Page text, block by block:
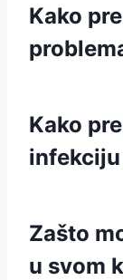
Kako
Kako
Zašto
u svom